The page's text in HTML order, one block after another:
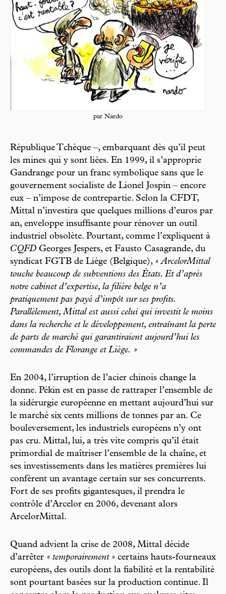
par Nardo
République Tchèque –, embarquant dès qu’il peut
les mines qui y sont liées. En 1999, il s’approprie
Gandrange pour un franc symbolique sans que le
gouvernement socialiste de Lionel Jospin – encore
eux – n’impose de contrepartie. Selon la CFDT,
Mittal n’investira que quelques millions d’euros par
an, enveloppe insuffisante pour rénover un outil
industriel obsolète. Pourtant, comme l’expliquent à
CQFD Georges Jespers, et Fausto Casagrande, du
syndicat FGTB de Liège (Belgique), « ArcelorMittal
touche beaucoup de subventions des États. Et d’après
notre cabinet d’expertise, la filière belge n’a
pratiquement pas payé d’impôt sur ses profits.
Parallèlement, Mittal est aussi celui qui investit le moins
dans la recherche et le développement, entraînant la perte
de parts de marché qui garantiraient aujourd’hui les
commandes de Florange et Liège. »
En 2004, l’irruption de l’acier chinois change la
donne. Pékin est en passe de rattraper l’ensemble de
la sidérurgie européenne en mettant aujourd’hui sur
le marché six cents millions de tonnes par an. Ce
bouleversement, les industriels européens n’y ont
pas cru. Mittal, lui, a très vite compris qu’il était
primordial de maîtriser l’ensemble de la chaîne, et
ses investissements dans les matières premières lui
confèrent un avantage certain sur ses concurrents.
Fort de ses profits gigantesques, il prendra le
contrôle d’Arcelor en 2006, devenant alors
ArcelorMittal.
Quand advient la crise de 2008, Mittal décide
d’arrêter « temporairement » certains hauts-fourneaux
européens, des outils dont la fiabilité et la rentabilité
sont pourtant basées sur la production continue. Il